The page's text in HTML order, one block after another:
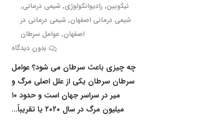
نیکوبین,رادیوانکولوژی,شیمی درمانی,
شیمی درمانی اصفهان,شیمی درمانی در
اصفهان, عوامل سرطان
بدون دیدگاه
چه چیزی باعث سرطان می شود؟ عوامل
سرطان سرطان یکی از علل اصلی مرگ و
میر در سراسر جهان است و حدود ۱۰
میلیون مرگ در سال ۲۰۲۰ یا تقریباً…